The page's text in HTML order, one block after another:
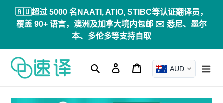
🇦🇺超过 5000 名NAATI, ATIO, STIBC等认证翻译员，
覆盖 90+ 语言，澳洲及加拿大境内包邮 ✉️ 悉尼、墨尔
本、多伦多等支持自取
搜索 登录 购物车 AUD